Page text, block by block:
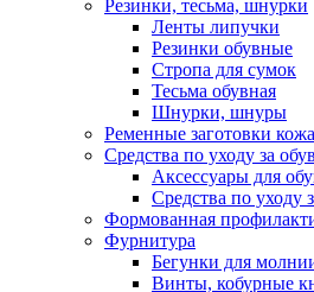
Резинки, тесьма, шнурки
Ленты липучки
Резинки обувные
Стропа для сумок
Тесьма обувная
Шнурки, шнуры
Ременные заготовки
Средства по уходу за
Аксессуары для
Средства по уходу
Формованная
Фурнитура
Бегунки для
Винты, кобурные